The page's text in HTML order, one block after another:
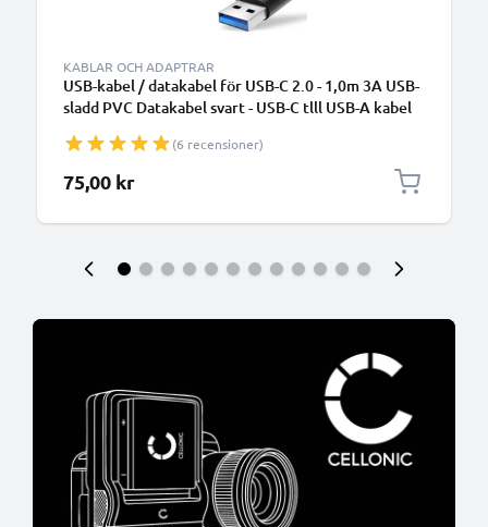
KABLAR OCH ADAPTRAR
USB-kabel / datakabel för USB-C 2.0 - 1,0m 3A USB-
sladd PVC Datakabel svart - USB-C tlll USB-A kabel
(6 recensioner)
75,00 kr